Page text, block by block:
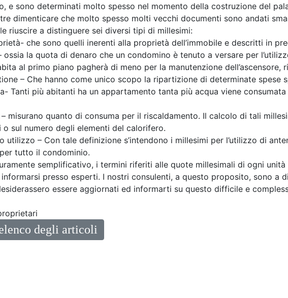
e sono determinati molto spesso nel momento della costruzione del
dimenticare che molto spesso molti vecchi documenti sono andati
riuscire a distinguere sei diversi tipi di millesimi:
che sono quelli inerenti alla proprietà dell’immobile e descritti in
ossia la quota di denaro che un condomino è tenuto a versare per
al primo piano pagherà di meno per la manutenzione dell’ascensore,
– Che hanno come unico scopo la ripartizione di determinate spese
Tanti più abitanti ha un appartamento tanta più acqua viene
misurano quanto di consuma per il riscaldamento. Il calcolo di tali
sul numero degli elementi del calorifero.
utilizzo – Con tale definizione s’intendono i millesimi per l’utilizzo di
tutto il condominio.
semplificativo, i termini riferiti alle quote millesimali di ogni
presso esperti. I nostri consulenti, a questo proposito, sono a
essere aggiornati ed informarti su questo difficile e
degli articoli